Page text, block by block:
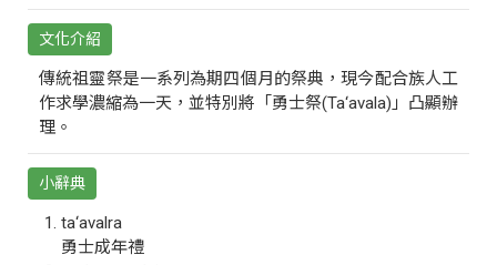
文化介紹
傳統祖靈祭是一系列為期四個月的祭典，現今配合族人工
作求學濃縮為一天，並特別將「勇士祭(Ta‘avala)」凸顯辦
理。
小辭典
ta‘avalra
勇士成年禮